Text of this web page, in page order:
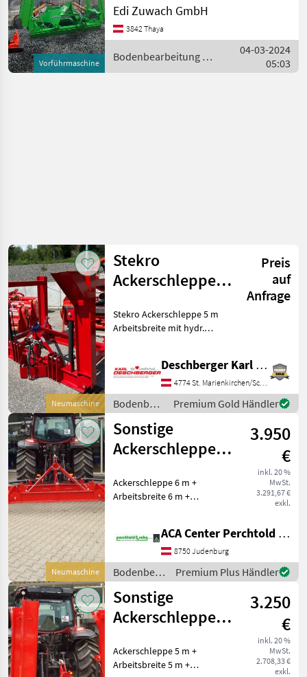
Vorführmaschine
Bauweise mit schrägen
übermäßiger
stopfen. Feldprobe mög
Edi Zuwach GmbH
3842 Thaya
Bodenbearbeitung /
NOPO
04-03-2024
05:03
Neumaschine
Stekro
Ackerschleppe 5
Preis
auf
Anfrage
Stekro Ackerschleppe 5 m
Arbeitsbreite mit hydr.
Sicherheitsverriegelung;
Gewicht: ca. 800 kg - Ihr
Ansprechpartner - Hr.
Eichberger
Deschberger Karl Landtechnik GesmbH & Co KG
4774 St. Marienkirchen/Schärding
Bodenbearbeitung
/ Stekro
Premium Gold Händler
Neumaschine
Sonstige
Ackerschleppe 6
3.950
€
inkl. 20 %
MwSt.
3.291,67 €
exkl.
Ackerschleppe 6 m +
Arbeitsbreite 6 m +
Zylinder + mechanische
Transportsicherung +
Planierkeil
Bodenbearbeitung Acke
ACA Center Perchtold - Perchtold & Sohn GmbH
8750 Judenburg
Bodenbearbeitung
/ Sonstige
Premium Plus Händler
Sonstige
Ackerschleppe 5
3.250
€
inkl. 20 %
MwSt.
2.708,33 €
exkl.
Ackerschleppe 5 m +
Arbeitsbreite 5 m +